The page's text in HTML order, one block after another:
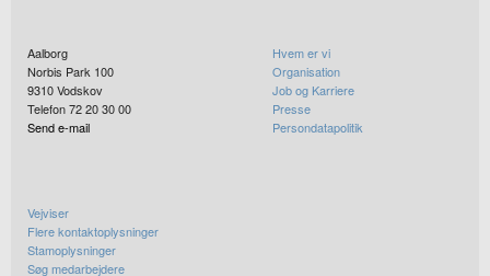
Aalborg
Norbis Park 100
9310Vodskov
Telefon 72 20 30 00
Send e-mail
Hvem er vi
Organisation
Job og Karriere
Presse
Persondatapolitik
Vejviser
Flere kontaktoplysninger
Stamoplysninger
Søg medarbejdere